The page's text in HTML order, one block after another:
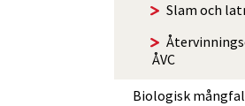
Slam och
ÅVC
Biologisk